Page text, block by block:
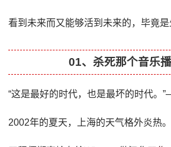
看到未来而又能够活到未来的，毕竟是
01、杀死那个音乐
“这是最好的时代，也是最坏的时代。
2002年的夏天，上海的天气格外炎热。